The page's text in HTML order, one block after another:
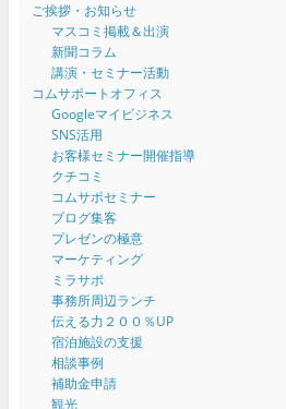
ご挨拶・お知らせ
マスコミ掲載＆出演
新聞コラム
講演・セミナー活動
コムサポートオフィス
Googleマイビジネス
SNS活用
お客様セミナー開催指導
クチコミ
コムサポセミナー
ブログ集客
プレゼンの極意
マーケティング
ミラサポ
事務所周辺ランチ
伝える力２００％UP
宿泊施設の支援
相談事例
補助金申請
観光